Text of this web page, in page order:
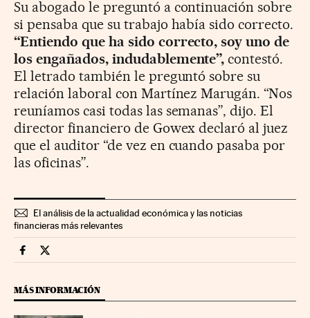
Su abogado le preguntó a continuación sobre
si pensaba que su trabajo había sido correcto.
“Entiendo que ha sido correcto, soy uno de
los engañados, indudablemente”, contestó.
El letrado también le preguntó sobre su
relación laboral con Martínez Marugán. “Nos
reuníamos casi todas las semanas”, dijo. El
director financiero de Gowex declaró al juez
que el auditor “de vez en cuando pasaba por
las oficinas”.
El análisis de la actualidad económica y las noticias
financieras más relevantes
Companias Cinco Días en Facebook
Companias Cinco Días en Twitter
MÁS INFORMACIÓN